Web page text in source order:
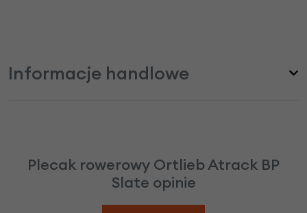
Informacje handlowe
Plecak rowerowy Ortlieb Atrack BP
Slate opinie